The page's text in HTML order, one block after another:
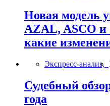
Новая модель
AZAL, ASCO и
какие
Экспресс-анализ,
Судебный
года